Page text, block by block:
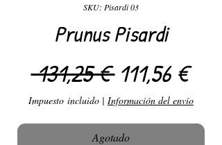
SKU: Pisardi 03
Prunus Pisardi
131,25 € Precio
111,56 €
Impuesto incluido | Información del envío
Agotado